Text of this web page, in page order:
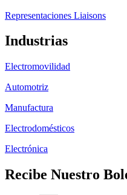
Representaciones Liaisons
Industrias
Electromovilidad
Automotriz
Manufactura
Electrodomésticos
Electrónica
Recibe Nuestro